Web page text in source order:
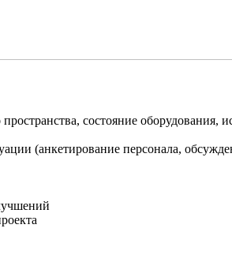
состояние оборудования,
(анкетирование персонала,